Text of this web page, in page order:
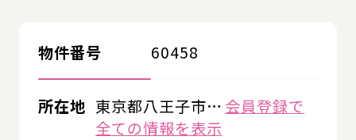
物件番号 60458
所在地 東京都八王子市… 会員登録で
全ての情報を表示